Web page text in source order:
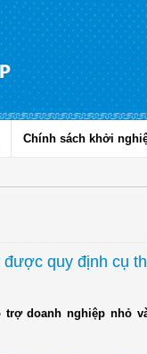
Chính sách khởi
quy định cụ
doanh nghiệp nhỏ